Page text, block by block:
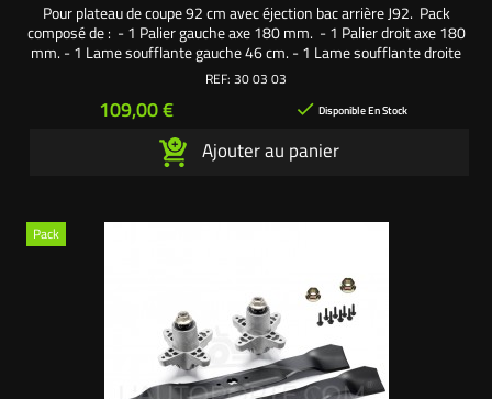
Pour plateau de coupe 92 cm avec éjection bac arrière J92. Pack
composé de : - 1 Palier gauche axe 180 mm. - 1 Palier droit axe 180
mm. - 1 Lame soufflante gauche 46 cm. - 1 Lame soufflante droite
46 cm. - 2 Supports de lame. - 1 Vis de lame 38 mm pas à gauche. -
Rondelles frein. - 2...
REF: 30 03 03
Prix
109,00 €  Disponible En Stock
Ajouter au panier
Pack